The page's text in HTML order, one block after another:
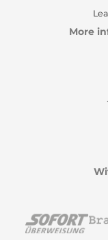
More